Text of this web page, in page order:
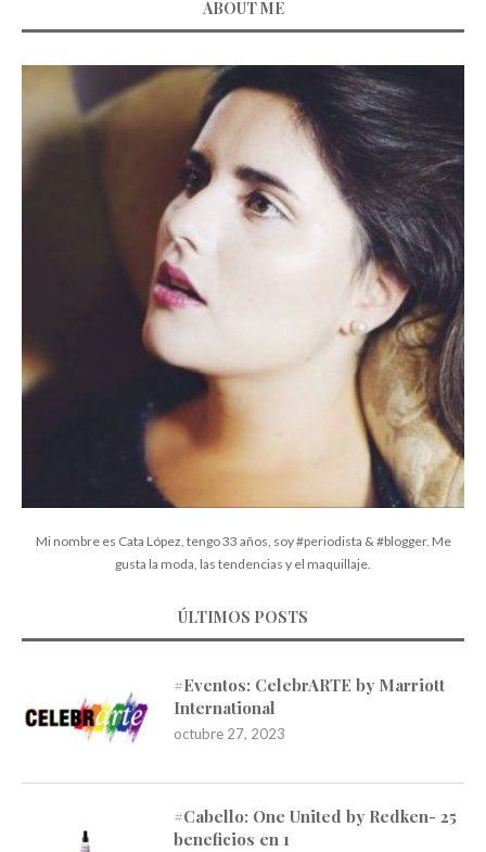
ABOUT ME
Mi nombre es Cata López, tengo 33 años, soy #periodista & #blogger. Me
gusta la moda, las tendencias y el maquillaje.
ÚLTIMOS POSTS
#Eventos: CelebrARTE by Marriott
International
octubre 27, 2023
#Cabello: One United by Redken- 25
beneficios en 1